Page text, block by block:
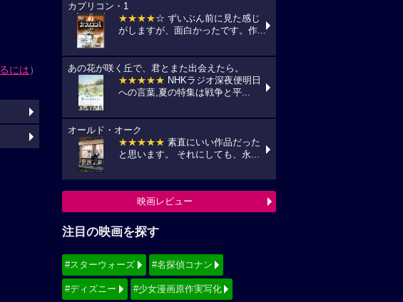
には）
カプリコン・1
★★★★☆ ずいぶん前に見た感じ
がしますが、面白かったです。作...
あの花が咲く丘で、君とまた出会えたら。
★★★★★ NHKラジオ深夜便明日
への言葉,夏の特集は戦争と平...
オールド・オーク
★★★★★ 素直にいい作品だった
と思います。 それにしても、永...
映画レビュー
注目の映画を探す
#スターウォーズ #名探偵コナン
#ディズニー #少女漫画原作実写化